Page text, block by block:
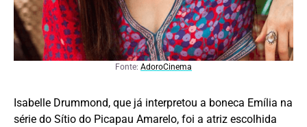
Fonte: AdoroCinema
Isabelle Drummond, que já interpretou a boneca Emília na
série do Sítio do Picapau Amarelo, foi a atriz escolhida